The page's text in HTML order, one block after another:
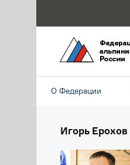
О Федерации
Игорь Ерохов